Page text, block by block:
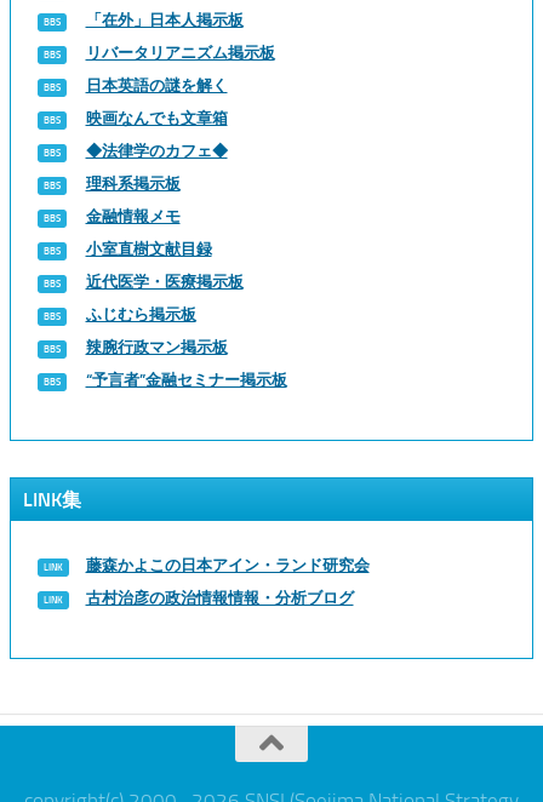
「在外」日本人掲示板
リバータリアニズム掲示板
日本英語の謎を解く
映画なんでも文章箱
◆法律学のカフェ◆
理科系掲示板
金融情報メモ
小室直樹文献目録
近代医学・医療掲示板
ふじむら掲示板
辣腕行政マン掲示板
“予言者”金融セミナー掲示板
LINK集
藤森かよこの日本アイン・ランド研究会
古村治彦の政治情報情報・分析ブログ